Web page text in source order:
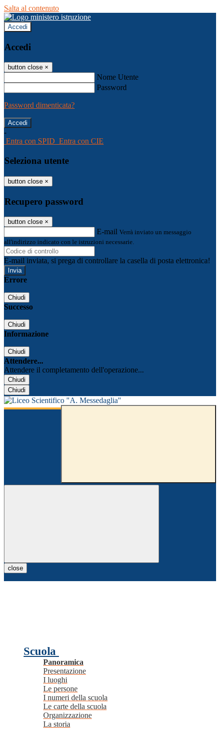
Salta al contenuto
Accedi
Accedi
button close ×
Nome Utente
Password
Password dimenticata?
-
Entra con SPID Entra con CIE
Seleziona utente
button close ×
Recupero password
button close ×
E-mail Verrà inviato un messaggio
all'indirizzo indicato con le istruzioni necessarie.
E-mail inviata, si prega di controllare la casella di posta elettronica!
Errore
Chiudi
Successo
Chiudi
Informazione
Chiudi
Attendere...
Attendere il completamento dell'operazione...
Chiudi
Chiudi
close
Scuola
Panoramica
Presentazione
I luoghi
Le persone
I numeri della scuola
Le carte della scuola
Organizzazione
La storia